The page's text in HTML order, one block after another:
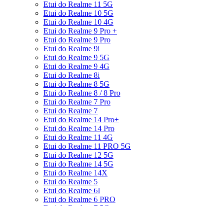
Etui do Realme 11 5G
Etui do Realme 10 5G
Etui do Realme 10 4G
Etui do Realme 9 Pro +
Etui do Realme 9 Pro
Etui do Realme 9i
Etui do Realme 9 5G
Etui do Realme 9 4G
Etui do Realme 8i
Etui do Realme 8 5G
Etui do Realme 8 / 8 Pro
Etui do Realme 7 Pro
Etui do Realme 7
Etui do Realme 14 Pro+
Etui do Realme 14 Pro
Etui do Realme 11 4G
Etui do Realme 11 PRO 5G
Etui do Realme 12 5G
Etui do Realme 14 5G
Etui do Realme 14X
Etui do Realme 5
Etui do Realme 6I
Etui do Realme 6 PRO